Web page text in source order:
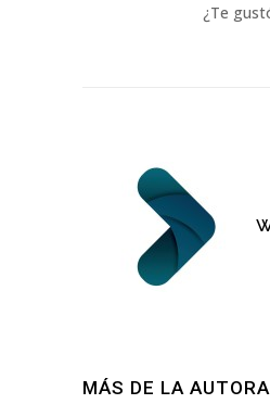
¿Te
MÁS DE LA AUTORA